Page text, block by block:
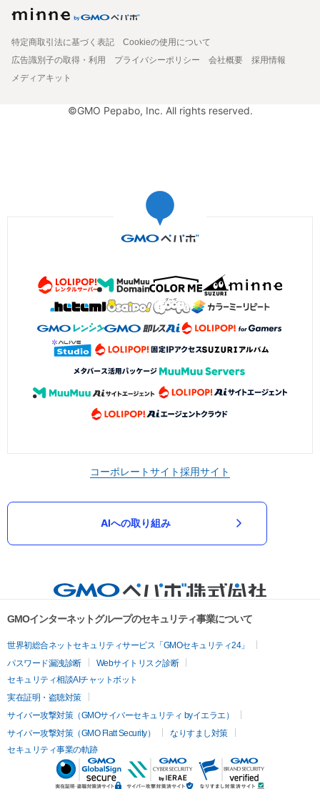
特定商取引法に基づく表記
Cookieの使用について
広告識別子の取得・利用
プライバシーポリシー 会社概要
採用情報
メディアキット
©GMO Pepabo, Inc. All rights reserved.
コーポレートサイト採用サイト
AIへの取り組み
GMOインターネットグループのセキュリティ事業について
世界初総合ネットセキュリティサービス「GMOセキュリティ24」
パスワード漏洩診断
Webサイトリスク診断
セキュリティ相談AIチャットボット
実在証明・盗聴対策
サイバー攻撃対策（GMOサイバーセキュリティ byイエラエ）
サイバー攻撃対策（GMO Flatt Security）
なりすまし対策
セキュリティ事業の軌跡